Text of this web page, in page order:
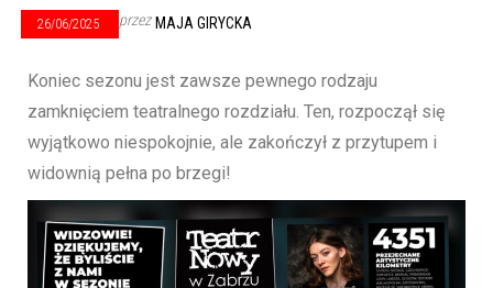
26/06/2025 przez MAJA GIRYCKA
Koniec sezonu jest zawsze pewnego rodzaju
zamknięciem teatralnego rozdziału. Ten, rozpoczął się
wyjątkowo niespokojnie, ale zakończył z przytupem i
widownią pełna po brzegi!